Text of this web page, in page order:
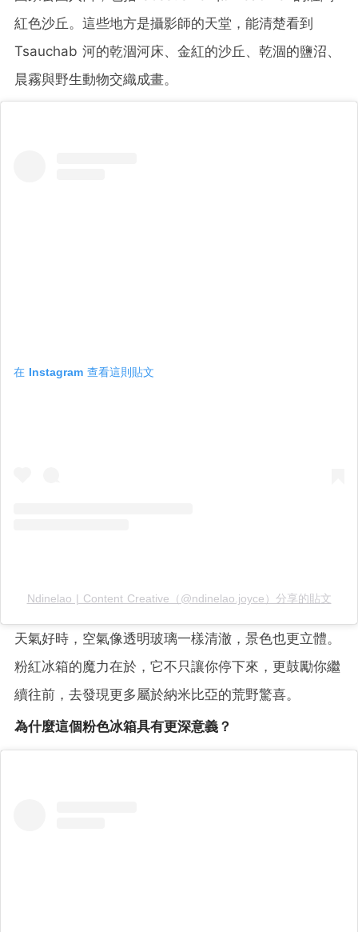
紅色沙丘。這些地方是攝影師的天堂，能清楚看到
Tsauchab 河的乾涸河床、金紅的沙丘、乾涸的鹽沼、
晨霧與野生動物交織成畫。
在 Instagram 查看這則貼文
Ndinelao | Content Creative（@ndinelao.joyce）分享的貼文
天氣好時，空氣像透明玻璃一樣清澈，景色也更立體。
粉紅冰箱的魔力在於，它不只讓你停下來，更鼓勵你繼
續往前，去發現更多屬於納米比亞的荒野驚喜。
為什麼這個粉色冰箱具有更深意義？